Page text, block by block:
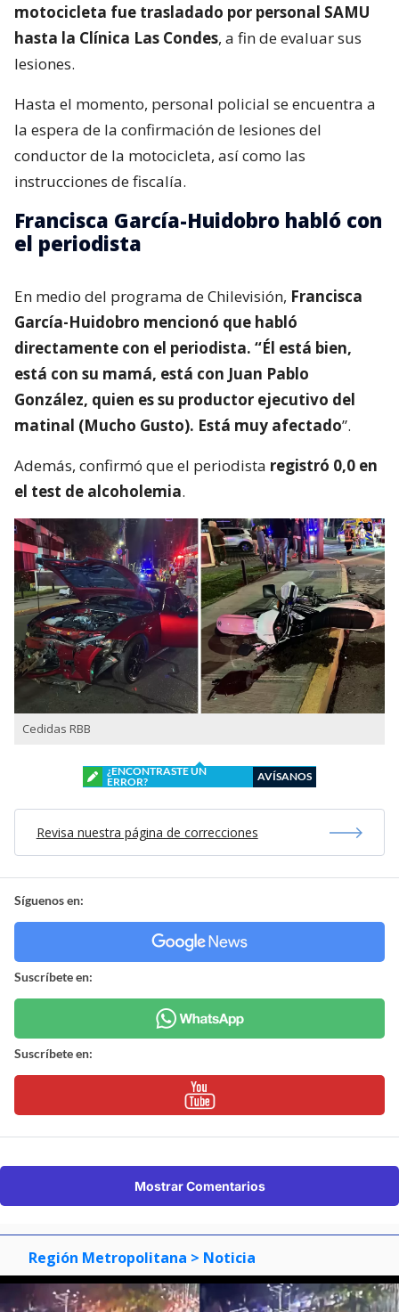
motocicleta fue trasladado por personal SAMU
hasta la Clínica Las Condes, a fin de evaluar sus
lesiones.
Hasta el momento, personal policial se encuentra a
la espera de la confirmación de lesiones del
conductor de la motocicleta, así como las
instrucciones de fiscalía.
Francisca García-Huidobro habló con
el periodista
En medio del programa de Chilevisión, Francisca
García-Huidobro mencionó que habló
directamente con el periodista. “Él está bien,
está con su mamá, está con Juan Pablo
González, quien es su productor ejecutivo del
matinal (Mucho Gusto). Está muy afectado”.
Además, confirmó que el periodista registró 0,0 en
el test de alcoholemia.
Cedidas RBB
¿ENCONTRASTE UN
ERROR?
AVÍSANOS
Revisa nuestra página de correcciones
Síguenos en:
Suscríbete en:
Suscríbete en:
Mostrar Comentarios
Región Metropolitana > Noticia